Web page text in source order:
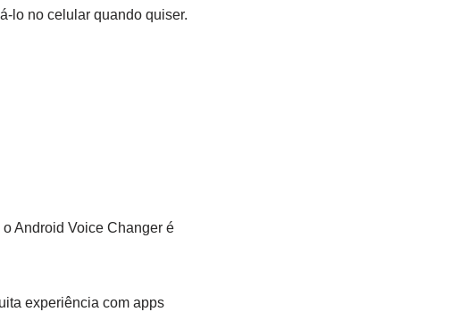
lo no celular quando quiser.
Android Voice Changer é
experiência com apps